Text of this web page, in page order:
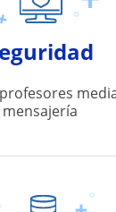
mensajería